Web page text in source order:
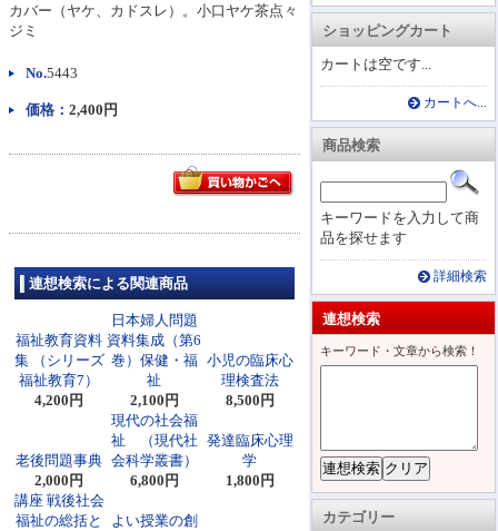
ショッピングカート
カートは空です...
カートへ...
商品検索
キーワードを入力して商
品を探せます
詳細検索
連想検索
キーワード・文章から検索！
カテゴリー
カバー（ヤケ、カドスレ）。小口ヤケ茶点々
ジミ
No.5443
価格： 2,400円
連想検索による関連商品
福祉教育資料
集 （シリーズ
福祉教育7）
4,200円
日本婦人問題
資料集成（第6
巻）保健・福
祉
2,100円
小児の臨床心
理検査法
8,500円
老後問題事典
2,000円
現代の社会福
祉 （現代社
会科学叢書）
6,800円
発達臨床心理
学
1,800円
講座 戦後社会
福祉の総括と
よい授業の創